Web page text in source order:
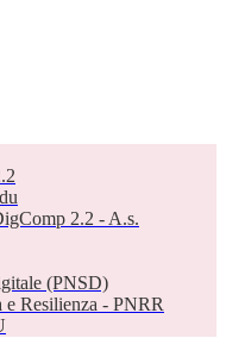
2.2 - A.s.
(PNSD)
Resilienza - PNRR